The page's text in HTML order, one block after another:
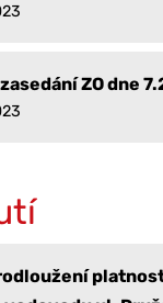
ZO dne